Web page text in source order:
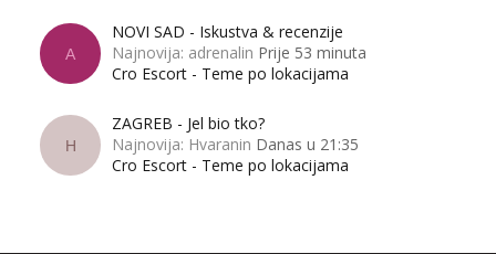
A
NOVI SAD - Iskustva & recenzije
Najnovija: adrenalin Prije 53 minuta
Cro Escort - Teme po lokacijama
H
ZAGREB - Jel bio tko?
Najnovija: Hvaranin Danas u 21:35
Cro Escort - Teme po lokacijama